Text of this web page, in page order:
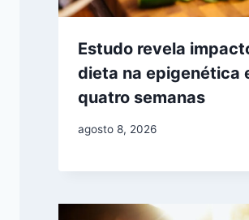
Estudo revela
dieta na epigenética
quatro semanas
agosto 8, 2026